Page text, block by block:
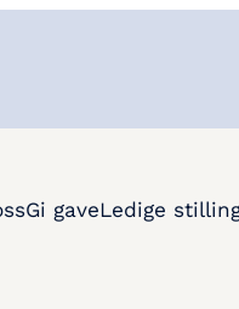
Gi gaveLedige